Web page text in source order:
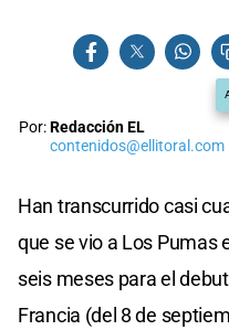
Por:Redacción EL
contenidos@ellitoral.com
Han transcurrido casi
que se vio a Los Pumas
seis meses para el
Francia (del 8 de